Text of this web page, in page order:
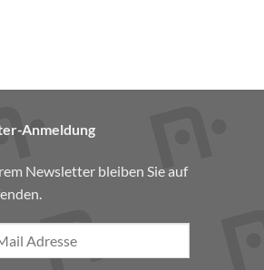
Anmeldung
Newsletter bleiben Sie auf